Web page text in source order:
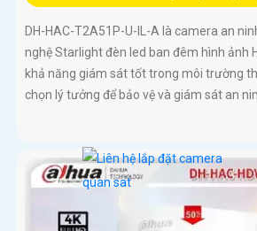
DH-HAC-T2A51P-U-IL-A là camera an
nghệ Starlight đèn led ban đêm hình ảnh
khả năng giám sát tốt trong môi trường
chọn lý tưởng để bảo vệ và giám sát an